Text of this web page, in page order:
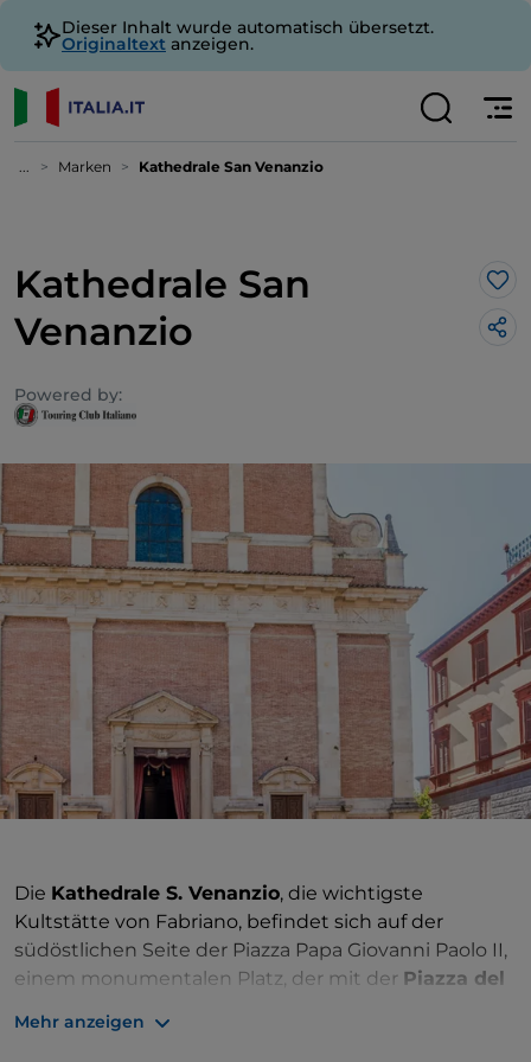
Dieser Inhalt wurde automatisch übersetzt.
Originaltext anzeigen.
... Marken Kathedrale San Venanzio
Kathedrale San
Venanzio
Powered by:
Die Kathedrale S. Venanzio, die wichtigste
Kultstätte von Fabriano, befindet sich auf der
südöstlichen Seite der Piazza Papa Giovanni Paolo II,
einem monumentalen Platz, der mit der Piazza del
13. Jahrhundert, hat jedoch viel ältere Ursprünge, die
Mehr anzeigen